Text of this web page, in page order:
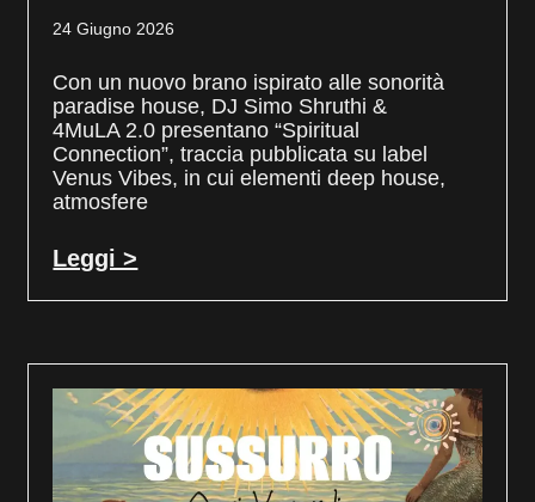
24 Giugno 2026
Con un nuovo brano ispirato alle sonorità
paradise house, DJ Simo Shruthi &
4MuLA 2.0 presentano “Spiritual
Connection”, traccia pubblicata su label
Venus Vibes, in cui elementi deep house,
atmosfere
Leggi >